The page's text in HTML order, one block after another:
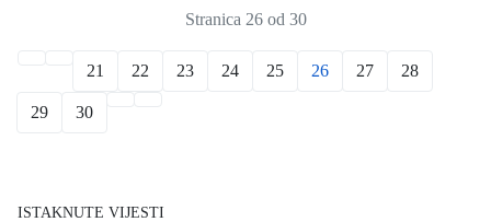
Stranica 26 od 30
21 22 23 24 25 26 27 28
29 30
ISTAKNUTE VIJESTI